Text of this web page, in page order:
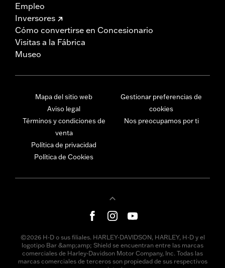
Empleo
Inversores
Cómo convertirse en Concesionario
Visitas a la Fábrica
Museo
Mapa del sitio web
Aviso legal
Términos y condiciones de
venta
Política de privacidad
Política de Cookies
Gestionar preferencias de
cookies
Nos preocupamos por ti
©2026 H-D o sus filiales. HARLEY-DAVIDSON, HARLEY, H-D y el
logotipo Bar &amp;amp; Shield se encuentran entre las marcas
comerciales de Harley-Davidson Motor Company, Inc. Todas las
marcas comerciales de terceros son propiedad de sus respectivos